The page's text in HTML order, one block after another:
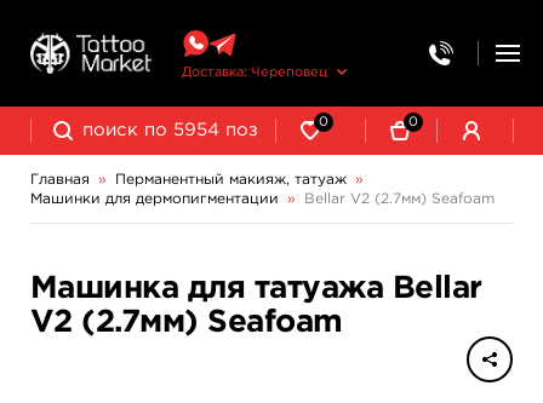
Доставка: Череповец
0 0
Главная » Перманентный макияж, татуаж
»
Машинки для дермопигментации
» Bellar V2 (2.7мм) Seafoam
Машинка для татуажа Bellar
V2 (2.7мм) Seafoam